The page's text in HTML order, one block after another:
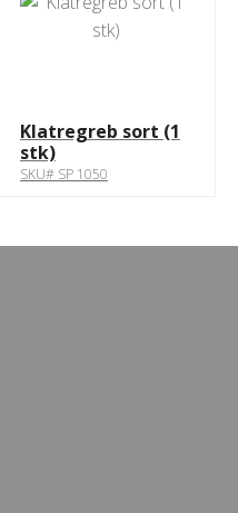
Klatregreb sort (1
stk)
SKU# SP 1050